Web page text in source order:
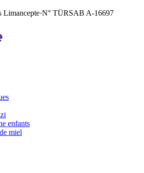
Limancepte·N° TÜRSAB A-16697
enfants
miel